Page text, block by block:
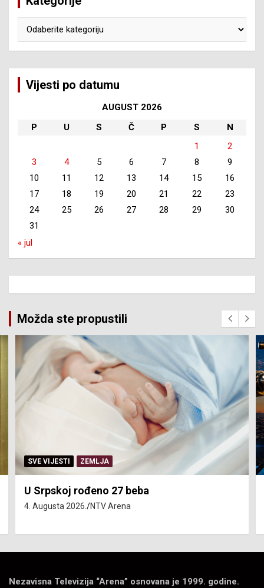
Vijesti po datumu
AUGUST 2026
P
U S Č P S
N
1
2
3
4 5 6 7 8
9
10
11 12 13 14 15
16
17
18 19 20 21 22
23
24
25 26 27 28 29
30
31
« jul
Možda ste propustili
SERVISNE INFORMACIJE
Isključenja vode – utorak 4. avgust
4. Augusta 2026. NTV Arena
Nezavisna Televizija “Arena” osnovana je 1999. godine.